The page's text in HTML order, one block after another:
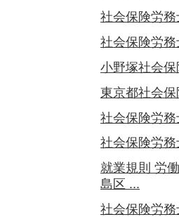
社会保険労
社会保険労
小野塚社会
東京都社会
社会保険労
社会保険労
就業規則 労
島区 ...
社会保険労